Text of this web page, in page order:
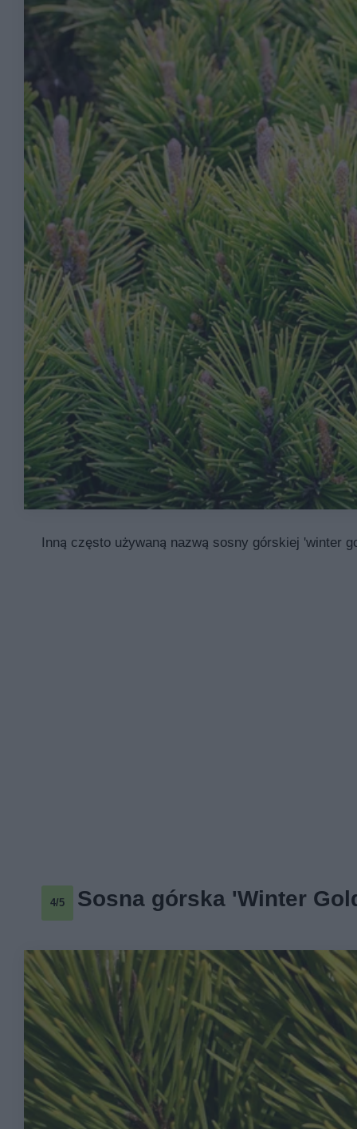
Inną często używaną nazwą sosny górskiej 'winter
4/5 Sosna górska 'Winter